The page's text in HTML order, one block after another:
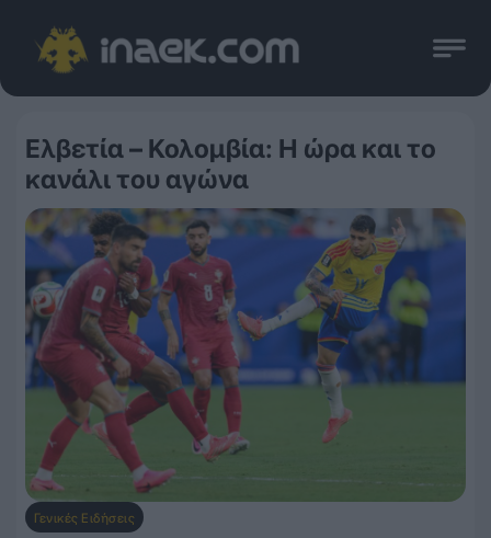
Ελβετία – Κολομβία: Η ώρα και το
κανάλι του αγώνα
Γενικές Ειδήσεις